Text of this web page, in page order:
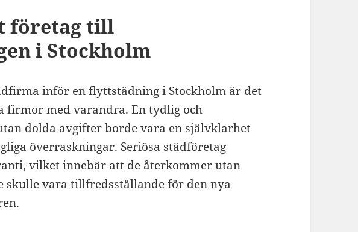
företag till
i Stockholm
inför en flyttstädning i Stockholm är det
firmor med varandra. En tydlig och
dolda avgifter borde vara en självklarhet
överraskningar. Seriösa städföretag
vilket innebär att de återkommer utan
skulle vara tillfredsställande för den nya